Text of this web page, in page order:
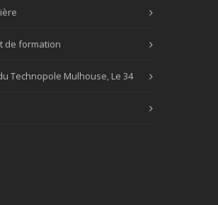
de formation
Technopole Mulhouse, Le 34